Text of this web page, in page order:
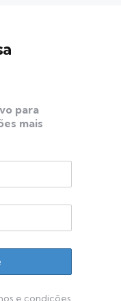
para
mais
e condições